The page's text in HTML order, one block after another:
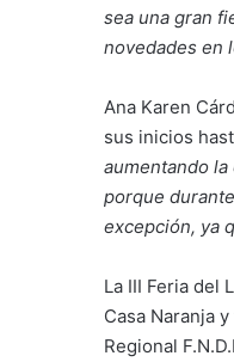
sea una gran
novedades en
Ana Karen
sus inicios
aumentando
porque
excepción, ya
La III Feria del
Casa Naranja
Regional